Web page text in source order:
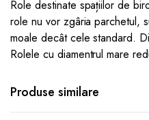
Role destinate spațiilor de
role nu vor zgâria parchetul,
moale decât cele standard.
Rolele cu diamentrul mare
Produse similare